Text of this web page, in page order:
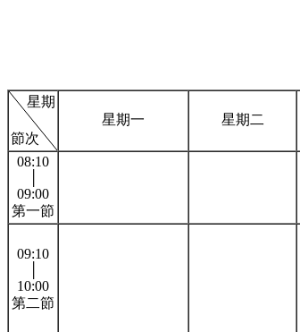
星期
節次
星期一 星期二
08:10
09:00
第一節
09:10
10:00
第二節